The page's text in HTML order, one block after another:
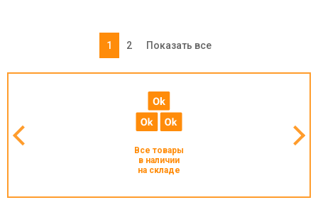
1 2 Показать все
Все товары
в наличии
на складе